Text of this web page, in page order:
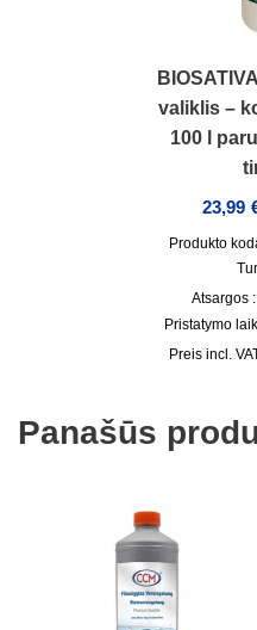
valiklis –
100 l
23,99
Produkto
Atsargos :
Pristatymo
incl.
Panašūs